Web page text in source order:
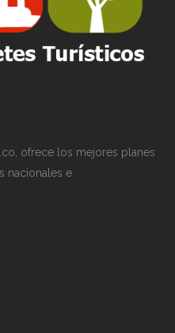
ofrece los mejores planes
nacionales e